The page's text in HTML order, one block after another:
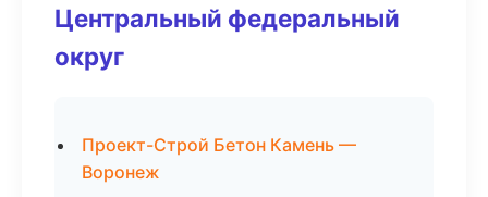
Центральный федеральный
округ
Проект-Строй Бетон Камень —
Воронеж